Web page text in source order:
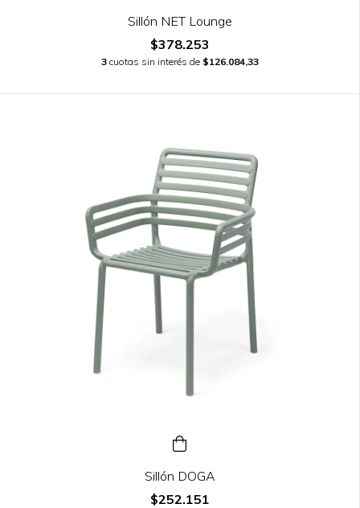
Sillón NET Lounge
$378.253
3 cuotas sin interés de $126.084,33
Sillón DOGA
$252.151